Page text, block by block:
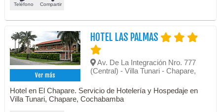
Teléfono Compartir
Ver más
HOTEL LAS PALMAS
Av. De La Integración Nro. 777
(Central) - Villa Tunari - Chapare,
Hotel en El Chapare. Servicio de Hotelería y Hospedaje en
Villa Tunari, Chapare, Cochabamba